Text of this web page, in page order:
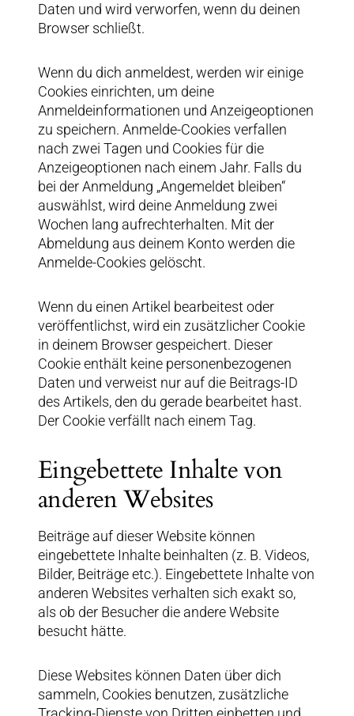
Daten und wird verworfen, wenn du deinen
Browser schließt.
Wenn du dich anmeldest, werden wir einige
Cookies einrichten, um deine
Anmeldeinformationen und Anzeigeoptionen
zu speichern. Anmelde-Cookies verfallen
nach zwei Tagen und Cookies für die
Anzeigeoptionen nach einem Jahr. Falls du
bei der Anmeldung „Angemeldet bleiben“
auswählst, wird deine Anmeldung zwei
Wochen lang aufrechterhalten. Mit der
Abmeldung aus deinem Konto werden die
Anmelde-Cookies gelöscht.
Wenn du einen Artikel bearbeitest oder
veröffentlichst, wird ein zusätzlicher Cookie
in deinem Browser gespeichert. Dieser
Cookie enthält keine personenbezogenen
Daten und verweist nur auf die Beitrags-ID
des Artikels, den du gerade bearbeitet hast.
Der Cookie verfällt nach einem Tag.
Eingebettete Inhalte von
anderen Websites
Beiträge auf dieser Website können
eingebettete Inhalte beinhalten (z. B. Videos,
Bilder, Beiträge etc.). Eingebettete Inhalte von
anderen Websites verhalten sich exakt so,
als ob der Besucher die andere Website
besucht hätte.
Diese Websites können Daten über dich
sammeln, Cookies benutzen, zusätzliche